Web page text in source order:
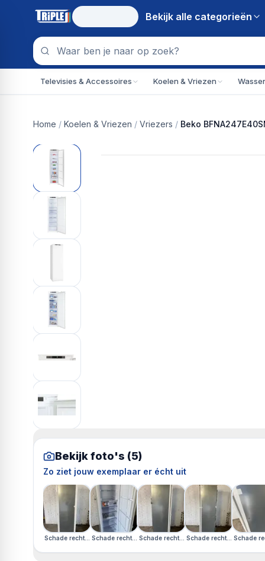
Bekijk alle categorieën
Televisies & Accessoires Koelen & Vriezen
Home / Koelen & Vriezen / Vriezers / Beko
Bekijk foto's (5)
Zo ziet jouw exemplaar er écht uit
Schade rechterzijkantSchade rechterzijkantSchade rechterzijkantSchade rechterzijkant
Schade